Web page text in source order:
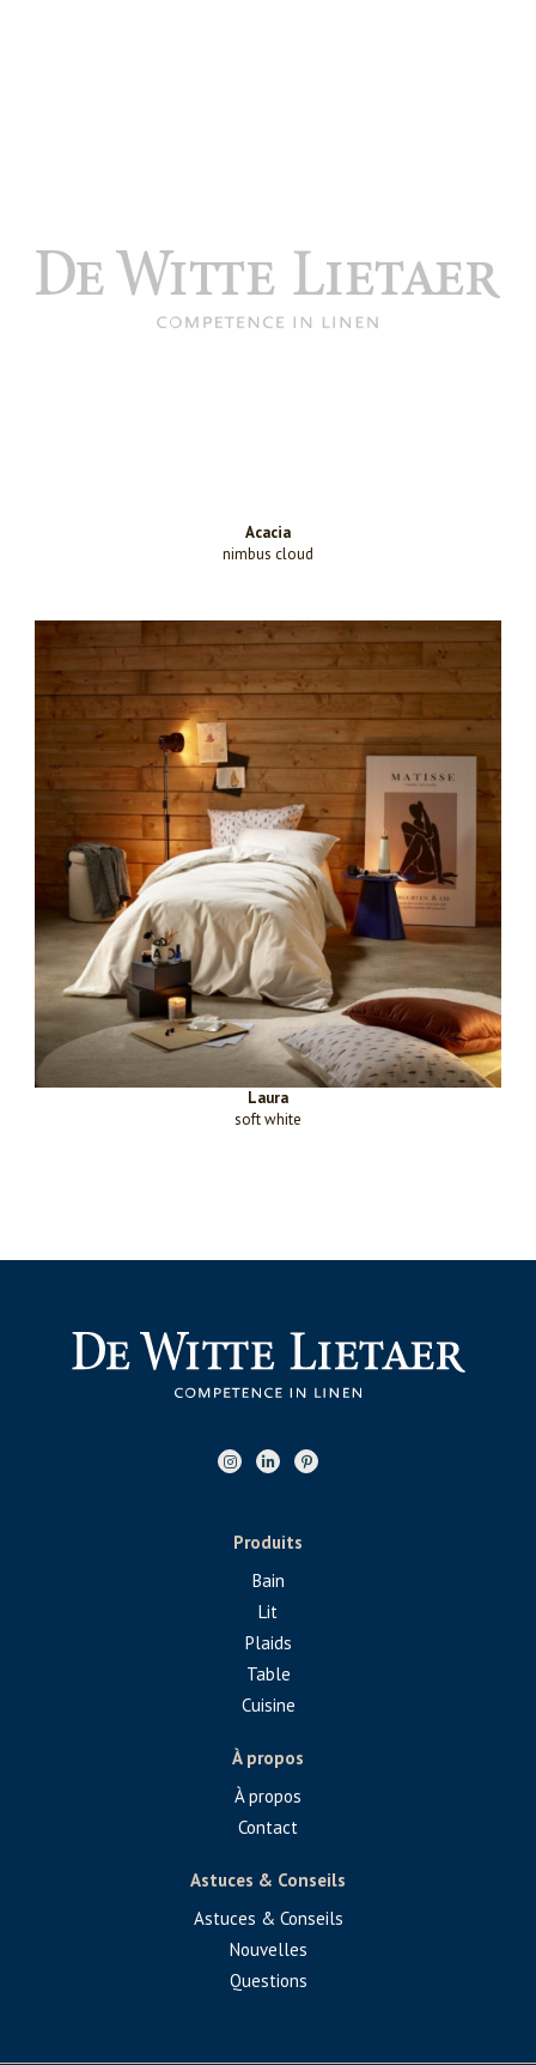
Acacia
nimbus cloud
Laura
soft white
Produits
Bain
Lit
Plaids
Table
Cuisine
À propos
À propos
Contact
Astuces & Conseils
Astuces & Conseils
Nouvelles
Questions